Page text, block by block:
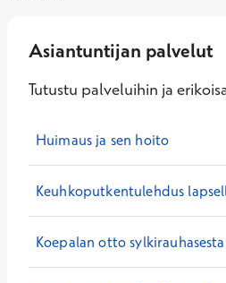
Asiantuntijan palvelut
Tutustu palveluihin ja
Huimaus ja sen hoito
Keuhkoputkentulehdus
Koepalan otto sylkirauhasesta